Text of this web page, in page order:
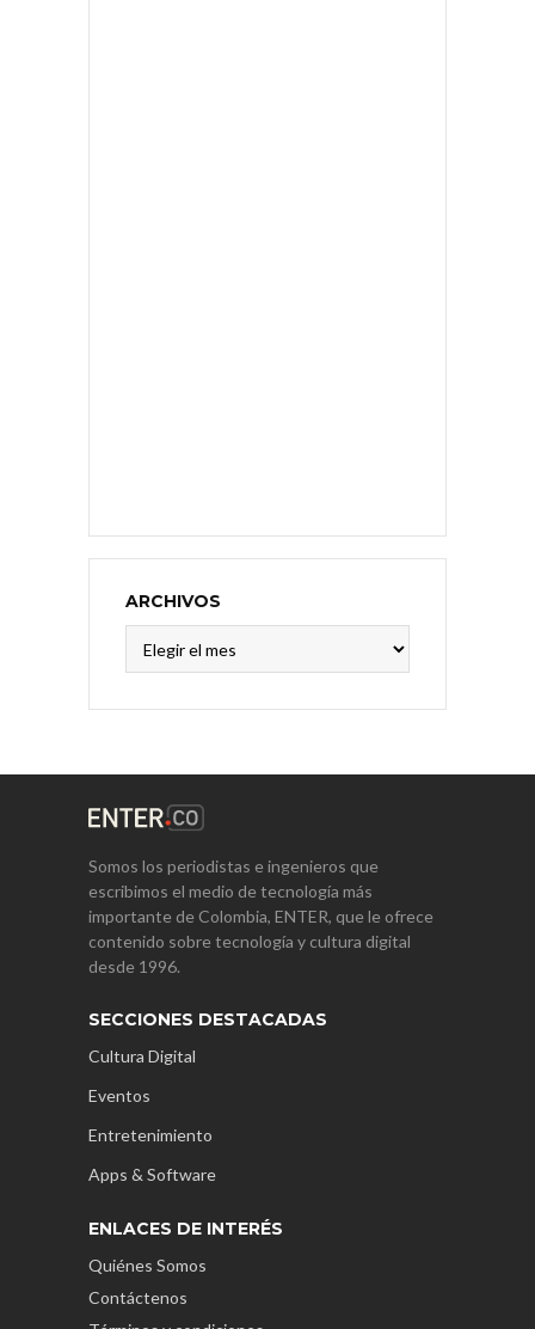
ARCHIVOS
Somos los periodistas e ingenieros que
escribimos el medio de tecnología más
importante de Colombia, ENTER, que le ofrece
contenido sobre tecnología y cultura digital
desde 1996.
SECCIONES DESTACADAS
Cultura Digital
Eventos
Entretenimiento
Apps & Software
ENLACES DE INTERÉS
Quiénes Somos
Contáctenos